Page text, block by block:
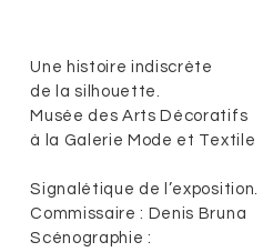
Une histoire indiscrète
de la silhouette.
Musée des Arts Décoratifs
à la Galerie Mode et Textile
Signalétique de l’exposition.
Commissaire : Denis Bruna
Scénographie :